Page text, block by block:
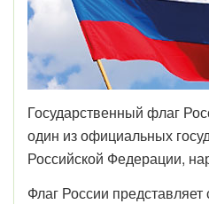
Государственный флаг
один из официальных
Российской Федерации,
Флаг России